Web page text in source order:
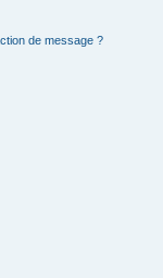
de message ?